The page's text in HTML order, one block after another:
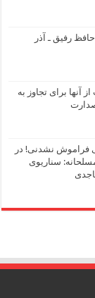
رفیق ـ آذر
آنها برای تجاوز به
بود انسانی فراموش نشدنی! در
، ۲ ـ حملات مسلحانه: سناریوی